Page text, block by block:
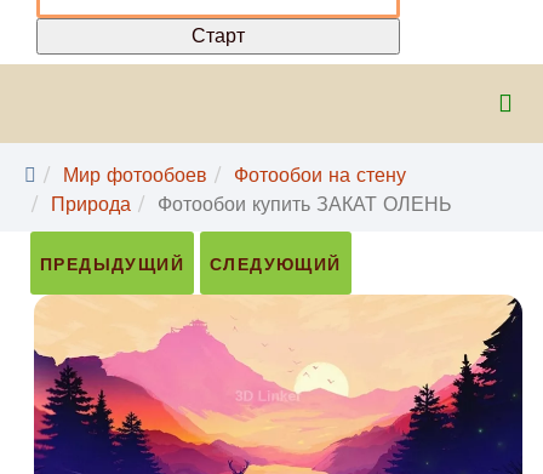
Мир фотообоев
Фотообои на стену
Природа
Фотообои купить ЗАКАТ ОЛЕНЬ
ПРЕДЫДУЩИЙ СЛЕДУЮЩИЙ